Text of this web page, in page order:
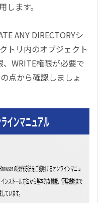
ます。
ANY DIRECTORYシ
トリ内のオブジェクト
、WRITE権限が必要で
点から確認しましょ